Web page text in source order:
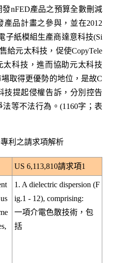
nFED產品之預算全數刪減
品計畫之參與，並在2012
子紙模組生產商達意科技(Si
給元太科技，促使CopyTele
太科技，進而協助元太科技
取得更優勢的地位，是故C
技提起侵權告訴，分別控告
等不法行為。(1160字；表
利之請求項解析
US 6,113,810請求項1
1. A dielectric dispersion (F
ig.1 - 12), comprising:
一項介電色散技術，包
括